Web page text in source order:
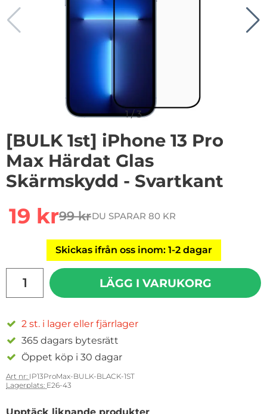
1/3
[BULK 1st] iPhone 13 Pro
Max Härdat Glas
Skärmskydd - Svartkant
rea pris
19 krtidigare pris
99 krDU SPARAR 80 KR
Skickas ifrån oss inom: 1-2 dagar
LÄGG I VARUKORG
2 st. i lager eller fjärrlager
365 dagars bytesrätt
Öppet köp i 30 dagar
Art nr: IP13ProMax-BULK-BLACK-1ST
Lagerplats: E26-43